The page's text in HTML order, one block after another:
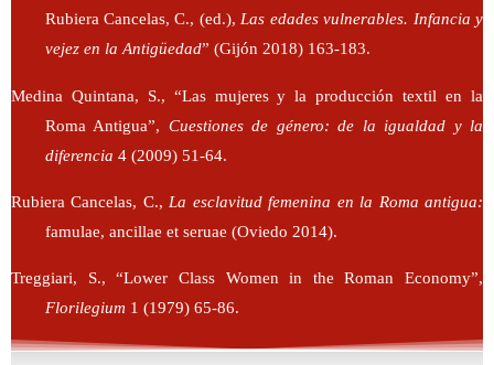
Rubiera Cancelas, C., (ed.),Las edades vulnerables. Infancia y
vejez en la Antigüedad” (Gijón 2018) 163-183.
Medina Quintana, S., “Las mujeres y la producción textil en la
Roma Antigua”, Cuestiones de género: de la igualdad y la
diferencia 4 (2009) 51-64.
Rubiera Cancelas, C., La esclavitud femenina en la Roma antigua:
famulae, ancillae et seruae (Oviedo 2014).
Treggiari, S., “Lower Class Women in the Roman Economy”,
Florilegium 1 (1979) 65-86.